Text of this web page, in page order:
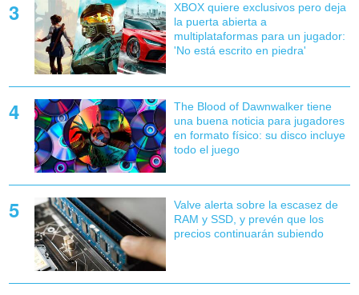
XBOX quiere exclusivos pero deja
la puerta abierta a
multiplataformas para un jugador:
'No está escrito en piedra'
The Blood of Dawnwalker tiene
una buena noticia para jugadores
en formato físico: su disco incluye
todo el juego
Valve alerta sobre la escasez de
RAM y SSD, y prevén que los
precios continuarán subiendo